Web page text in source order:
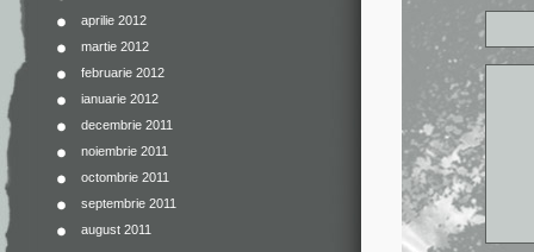
aprilie 2012
martie 2012
februarie 2012
ianuarie 2012
decembrie 2011
noiembrie 2011
octombrie 2011
septembrie 2011
august 2011